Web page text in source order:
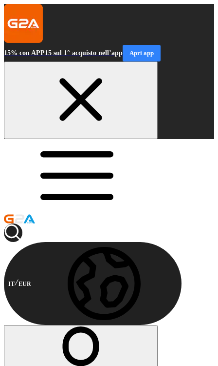
15% con APP15 sul 1° acquisto nell’app Apri app
IT EUR